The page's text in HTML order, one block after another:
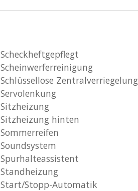
Scheckheftgepflegt
Scheinwerferreinigung
Schlüssellose Zentralverriegelung
Servolenkung
Sitzheizung
Sitzheizung hinten
Sommerreifen
Soundsystem
Spurhalteassistent
Standheizung
Start/Stopp-Automatik